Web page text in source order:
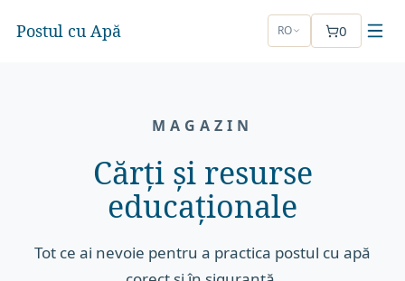
Postul cu Apă RO 0
MAGAZIN
Cărți și resurse
educaționale
Tot ce ai nevoie pentru a practica postul cu apă